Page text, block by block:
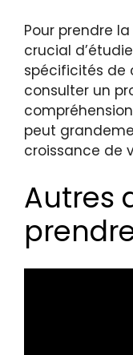
Pour prendre
crucial
spécificités de
consulter un
peut
croissance de
Autres